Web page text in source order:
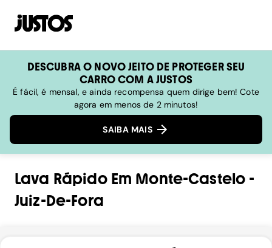
DESCUBRA O NOVO JEITO DE PROTEGER SEU
CARRO COM A JUSTOS
É fácil, é mensal, e ainda recompensa quem dirige bem! Cote
agora em menos de 2 minutos!
SAIBA MAIS
Lava RápidoEm Monte-Castelo -
Juiz-De-Fora